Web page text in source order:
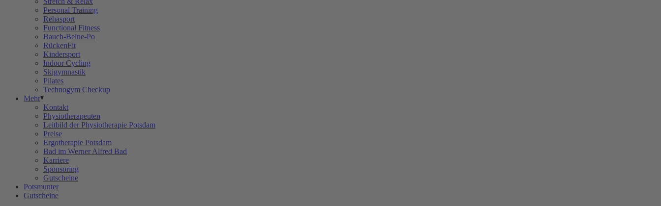
Personal Training
Rehasport
Functional Fitness
Bauch-Beine-Po
RückenFit
Kindersport
Indoor Cycling
Skigymnastik
Pilates
Technogym Checkup
Mehr
Kontakt
Physiotherapeuten
Leitbild der Physiotherapie Potsdam
Preise
Ergotherapie Potsdam
Bad im Werner Alfred Bad
Karriere
Sponsoring
Gutscheine
Potsmunter
Gutscheine